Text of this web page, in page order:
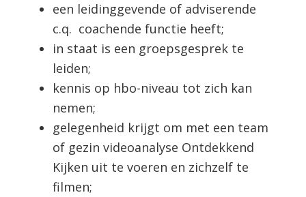
een leidinggevende of adviserende
c.q. coachende functie heeft;
in staat is een groepsgesprek te
leiden;
kennis op hbo-niveau tot zich kan
nemen;
gelegenheid krijgt om met een team
of gezin videoanalyse Ontdekkend
Kijken uit te voeren en zichzelf te
filmen;